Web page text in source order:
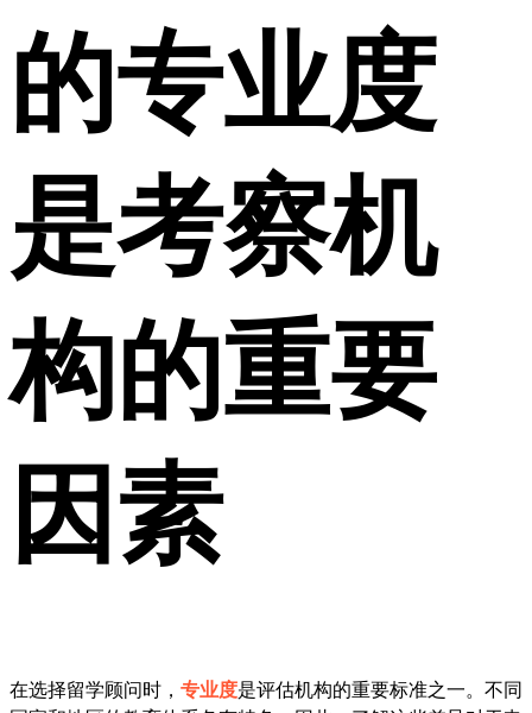
的专业度
是考察机
构的重要
因素
在选择留学顾问时， 专业度是评估机构的重要标准之一。不同